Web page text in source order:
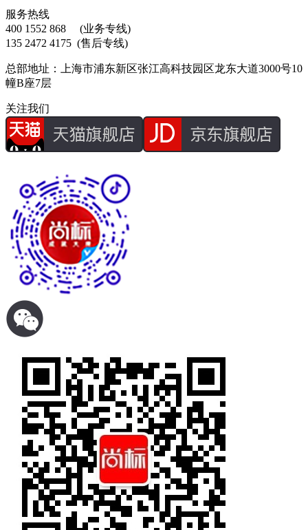
服务热线
400 1552 868
(业务专线)
135 2472 4175 (售后专线)
总部地址：上海市浦东新区张江高科技园区龙东大道3000号10
幢B座7层
关注我们